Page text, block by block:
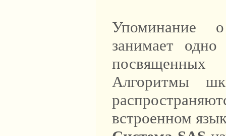
занимает
посвященных
Алгоритмы
встроенном